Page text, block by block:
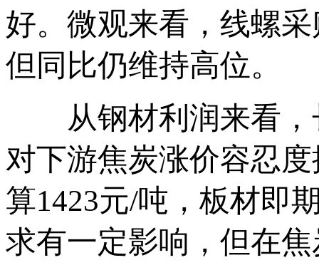
好。微观来看，线螺
但同比仍维持高位。
从钢材利润来看，
对下游焦炭涨价容忍
算1423元/吨，板材即
求有一定影响，但在